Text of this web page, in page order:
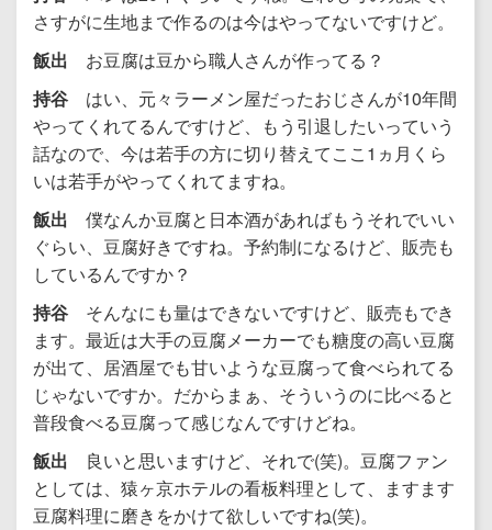
さすがに生地まで作るのは今はやってないですけど。
飯出 お豆腐は豆から職人さんが作ってる？
持谷 はい、元々ラーメン屋だったおじさんが10年間
やってくれてるんですけど、もう引退したいっていう
話なので、今は若手の方に切り替えてここ1ヵ月くら
いは若手がやってくれてますね。
飯出 僕なんか豆腐と日本酒があればもうそれでいい
ぐらい、豆腐好きですね。予約制になるけど、販売も
しているんですか？
持谷 そんなにも量はできないですけど、販売もでき
ます。最近は大手の豆腐メーカーでも糖度の高い豆腐
が出て、居酒屋でも甘いような豆腐って食べられてる
じゃないですか。だからまぁ、そういうのに比べると
普段食べる豆腐って感じなんですけどね。
飯出 良いと思いますけど、それで(笑)。豆腐ファン
としては、猿ヶ京ホテルの看板料理として、ますます
豆腐料理に磨きをかけて欲しいですね(笑)。